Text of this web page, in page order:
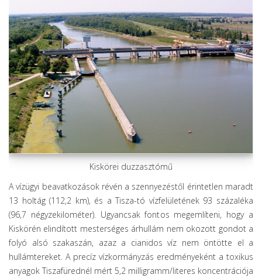
Kiskörei duzzasztómű
A vízügyi beavatkozások révén a szennyezéstől érintetlen maradt
13 holtág (112,2 km), és a Tisza-tó vízfelületének 93 százaléka
(96,7 négyzekilométer). Ugyancsak fontos megemlíteni, hogy a
Kiskörén elindított mesterséges árhullám nem okozott gondot a
folyó alsó szakaszán, azaz a cianidos víz nem öntötte el a
hullámtereket. A precíz vízkormányzás eredményeként a toxikus
anyagok Tiszafürednél mért 5,2 milligramm/literes koncentrációja